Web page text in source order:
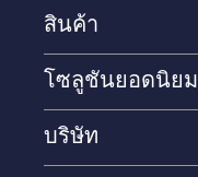
สินค้า
โซลูชันยอดนิยม
บริษัท